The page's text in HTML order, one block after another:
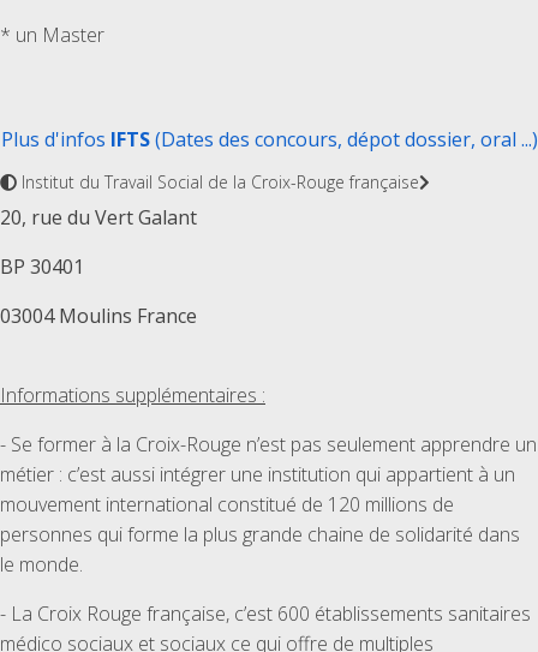
* un Master
Plus d'infos IFTS(Dates des concours, dépot dossier, oral ...)
Institut du Travail Social de la Croix-Rouge française
20, rue du Vert Galant
BP 30401
03004 Moulins France
Informations supplémentaires :
- Se former à la Croix-Rouge n’est pas seulement apprendre un
métier : c’est aussi intégrer une institution qui appartient à un
mouvement international constitué de 120 millions de
personnes qui forme la plus grande chaine de solidarité dans
le monde.
- La Croix Rouge française, c’est 600 établissements sanitaires
médico sociaux et sociaux ce qui offre de multiples